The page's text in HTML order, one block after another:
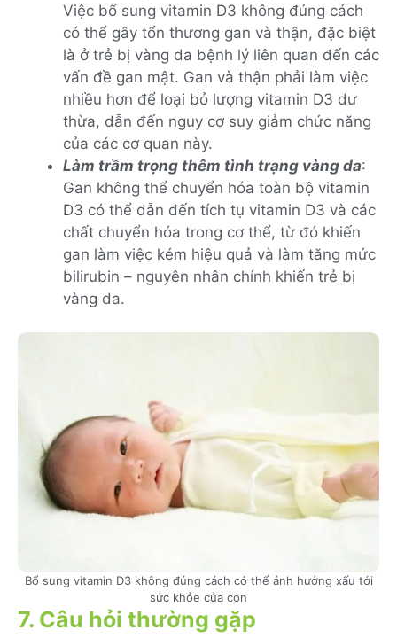
Việc bổ sung vitamin D3 không đúng cách
có thể gây tổn thương gan và thận, đặc biệt
là ở trẻ bị vàng da bệnh lý liên quan đến các
vấn đề gan mật. Gan và thận phải làm việc
nhiều hơn để loại bỏ lượng vitamin D3 dư
thừa, dẫn đến nguy cơ suy giảm chức năng
của các cơ quan này.
Làm trầm trọng thêm tình trạng vàng da:
Gan không thể chuyển hóa toàn bộ vitamin
D3 có thể dẫn đến tích tụ vitamin D3 và các
chất chuyển hóa trong cơ thể, từ đó khiến
gan làm việc kém hiệu quả và làm tăng mức
bilirubin – nguyên nhân chính khiến trẻ bị
vàng da.
Bổ sung vitamin D3 không đúng cách có thể ảnh hưởng xấu tới
sức khỏe của con
7. Câu hỏi thường gặp